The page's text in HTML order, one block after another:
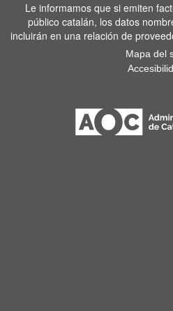
Le informamos que si emiten
público catalán, los datos
incluirán en una relación de
Mapa del